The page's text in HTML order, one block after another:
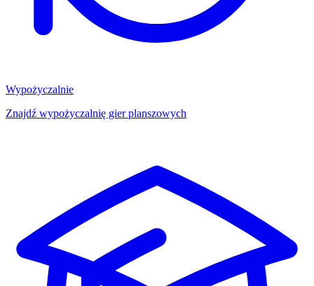
Wypożyczalnie
Znajdź wypożyczalnię gier planszowych